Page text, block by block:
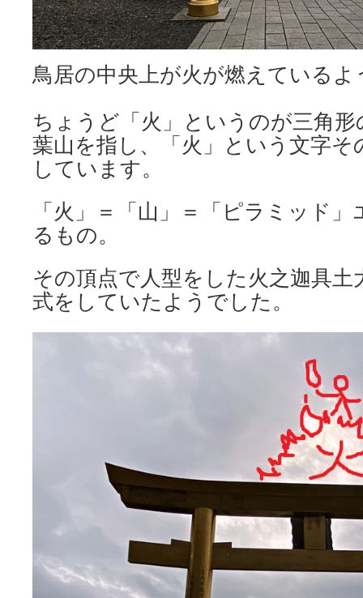
鳥居の中央上が火が燃えている
ちょうど「火」というのが三角
葉山を指し、「火」という文字
しています。
「火」＝「山」＝「ピラミッド
るもの。
その頂点で人型をした火之迦具
式をしていたようでした。